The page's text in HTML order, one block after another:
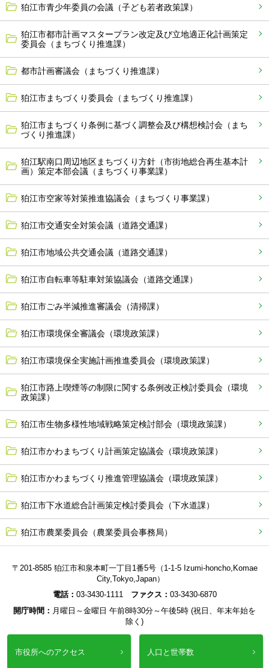
狛江市青少年委員の会議（子ども若者政策課）
狛江市都市計画マスタープラン改定及び立地適正化計画策定
委員会（まちづくり推進課）
都市計画審議会（まちづくり推進課）
狛江市まちづくり委員会（まちづくり推進課）
狛江市まちづくり条例に基づく調整会及び構想検討会（まち
づくり推進課）
狛江駅南口周辺地区まちづくり方針（市街地総合再生基本計
画）策定本部会議（まちづくり事業課）
狛江市空家等対策推進協議会（まちづくり事業課）
狛江市交通安全対策会議（道路交通課）
狛江市地域公共交通会議（道路交通課）
狛江市自転車等駐車対策協議会（道路交通課）
狛江市ごみ半減推進審議会（清掃課）
狛江市環境保全審議会（環境政策課）
狛江市環境保全実施計画推進委員会（環境政策課）
狛江市路上喫煙等の制限に関する条例改正検討委員会（環境
政策課）
狛江市生物多様性地域戦略策定検討部会（環境政策課）
狛江市かわまちづくり計画策定協議会（環境政策課）
狛江市かわまちづくり推進管理協議会（環境政策課）
狛江市下水道総合計画策定検討委員会（下水道課）
狛江市農業委員会（農業委員会事務局）
〒201-8585 狛江市和泉本町一丁目1番5号（1-1-5 Izumi-honcho,Komae
City,Tokyo,Japan）
電話： 03-3430-1111 ファクス： 03-3430-6870
開庁時間： 月曜日～金曜日 午前8時30分～午後5時 (祝日、年末年始を
除く)
市役所へのアクセス 人口と世帯数